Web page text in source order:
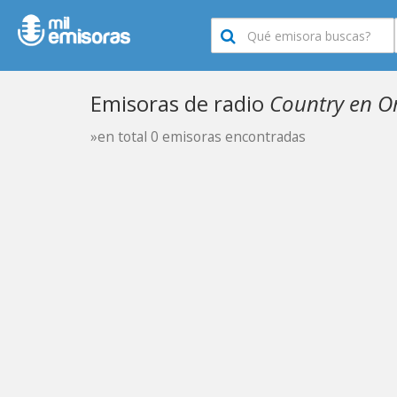
Emisoras de radio Country en
»en total 0 emisoras encontradas